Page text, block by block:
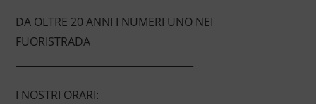
DA OLTRE 20 ANNI I NUMERI UNO NEI
FUORISTRADA
I NOSTRI ORARI: